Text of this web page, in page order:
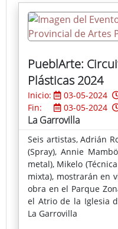
PueblArte:
Plásticas 2024
Inicio: 03-05-2024
Fin:
03-05-2024
La Garrovilla
Seis artistas, Adrián
(Spray), Annie
metal), Mikelo
mixta), mostrarán en
obra en el Parque
el Atrio de la Iglesia
La Garrovilla